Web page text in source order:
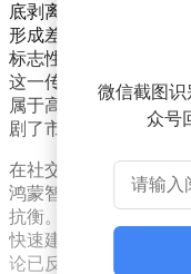
底剥离小米主品牌体
形成差异化。这意味
标志性logo，而是通过
这一传闻，小米官方
属于高度保密信息，
剧了市场的猜测与期待
在社交平台上，“寻天
鸿蒙智行的“五界”品
抗衡。部分网友建议采
快速建立市场辨识度
论已反映出行业对小
微信截图
众号